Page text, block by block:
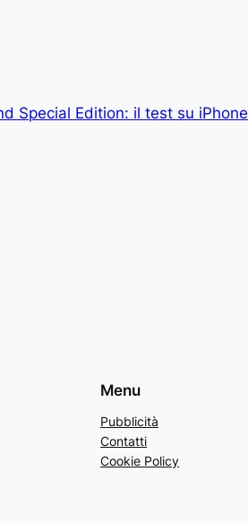
Special Edition: il test su iPhone
Menu
Pubblicità
Contatti
Cookie Policy